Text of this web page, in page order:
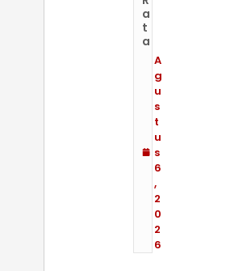
a
t
a
A
g
u
s
t
u
s
6
,
2
0
2
6